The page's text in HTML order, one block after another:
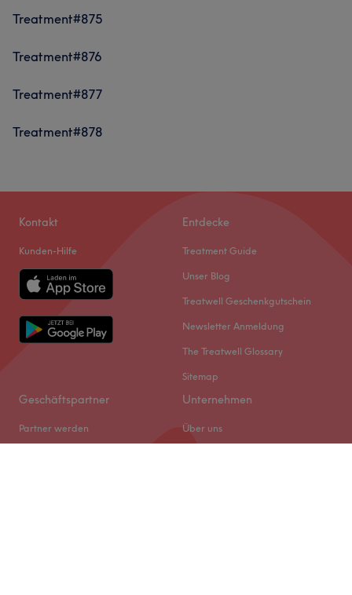
Treatment#875
Treatment#876
Treatment#877
Treatment#878
Kontakt
Kunden-Hilfe
Entdecke
Treatment Guide
Unser Blog
Treatwell Geschenkgutschein
Newsletter Anmeldung
The Treatwell Glossary
Sitemap
Geschäftspartner
Partner werden
Unternehmen
Über uns